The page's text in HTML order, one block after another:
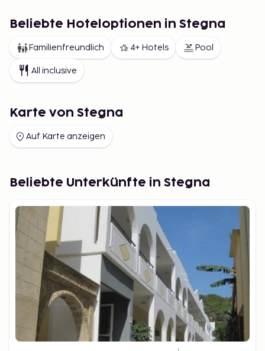
Beliebte Hoteloptionen in Stegna
Familienfreundlich 4+ Hotels Pool
All inclusive
Karte von Stegna
Auf Karte anzeigen
Beliebte Unterkünfte in Stegna